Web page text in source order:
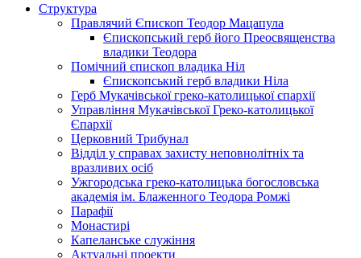
Структура
Правлячий Єпископ Теодор Мацапула
Єпископський герб його Преосвященства
владики Теодора
Помічний єпископ владика Ніл
Єпископський герб владики Ніла
Герб Мукачівської греко-католицької єпархії
Управління Мукачівської Греко-католицької
Єпархії
Церковний Трибунал
Відділ у справах захисту неповнолітніх та
вразливих осіб
Ужгородська греко-католицька богословська
академія ім. Блаженного Теодора Ромжі
Парафії
Монастирі
Капеланське служіння
Актуальні проекти